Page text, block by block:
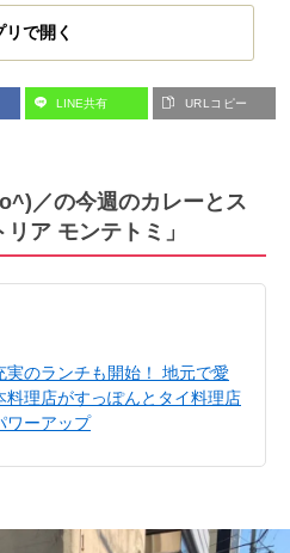
リで開く
LINE共有 URLコピー
／の今週のカレーとス
ア モンテトミ」
実のランチも開始！ 地元で愛
料理店がすっぽんとタイ料理店
ワーアップ